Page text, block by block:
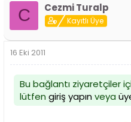
C Cezmi Turalp
Kayıtlı Üye
16 Eki 2011
Bu bağlantı ziyaretçiler
lütfen giriş yapınveya